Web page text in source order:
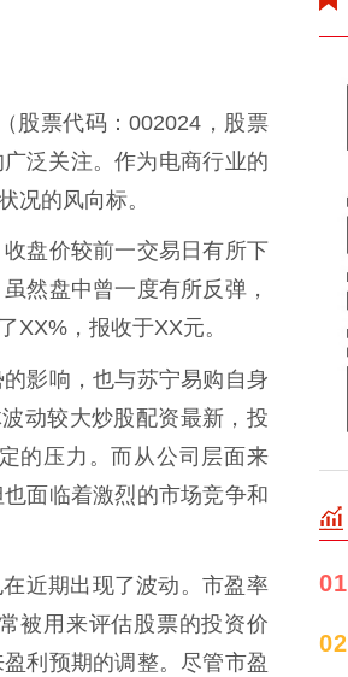
股票代码：002024，股票
泛关注。作为电商行业的
况的风向标。
盘价较前一交易日有所下
然盘中曾一度有所反弹，
XX%，报收于XX元。
影响，也与苏宁易购自身
动较大炒股配资最新，投
的压力。而从公司层面来
面临着激烈的市场竞争和
近期出现了波动。市盈率
被用来评估股票的投资价
利预期的调整。尽管市盈
01
02